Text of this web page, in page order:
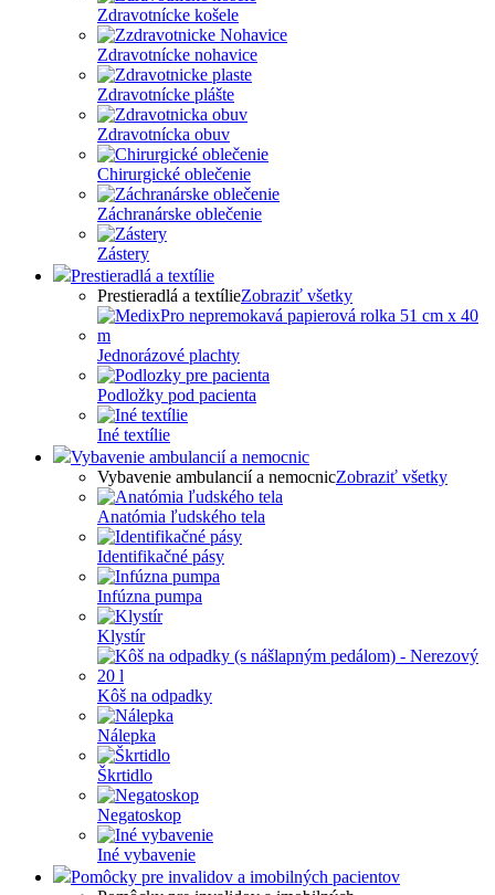
Zdravotnícke košele
Zdravotnícke nohavice
Zdravotnícke plášte
Zdravotnícka obuv
Chirurgické oblečenie
Záchranárske oblečenie
Zástery
Prestieradlá a textílie
Prestieradlá a textílieZobraziť všetky
Jednorázové plachty
Podložky pod pacienta
Iné textílie
Vybavenie ambulancií a nemocnic
Vybavenie ambulancií a nemocnicZobraziť všetky
Anatómia ľudského tela
Identifikačné pásy
Infúzna pumpa
Klystír
Kôš na odpadky
Nálepka
Škrtidlo
Negatoskop
Iné vybavenie
Pomôcky pre invalidov a imobilných pacientov